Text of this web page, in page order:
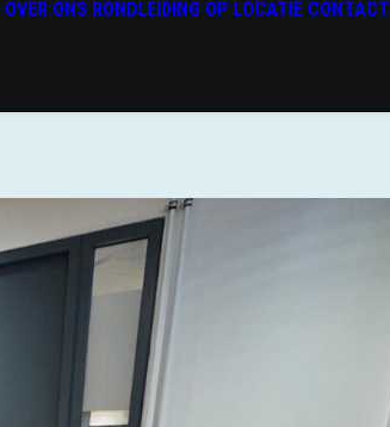
OVER ONS RONDLEIDING OP LOCATIE CONTACT